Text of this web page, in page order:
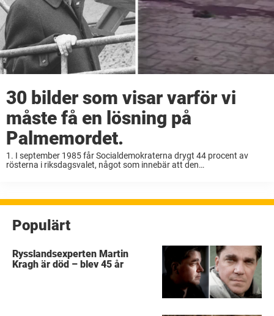
30 bilder som visar varför vi
måste få en lösning på
Palmemordet.
1. I september 1985 får Socialdemokraterna drygt 44 procent av
rösterna i riksdagsvalet, något som innebär att den
Populärt
Rysslandsexperten Martin
Kragh är död – blev 45 år